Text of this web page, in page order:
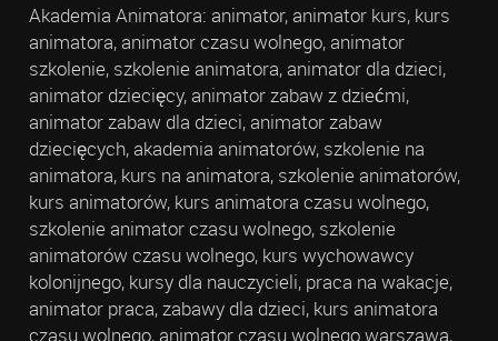
Akademia Animatora: animator, animator kurs, kurs
animatora, animator czasu wolnego, animator
szkolenie, szkolenie animatora, animator dla dzieci,
animator dziecięcy, animator zabaw z dziećmi,
animator zabaw dla dzieci, animator zabaw
dziecięcych, akademia animatorów, szkolenie na
animatora, kurs na animatora, szkolenie animatorów,
kurs animatorów, kurs animatora czasu wolnego,
szkolenie animator czasu wolnego, szkolenie
animatorów czasu wolnego, kurs wychowawcy
kolonijnego, kursy dla nauczycieli, praca na wakacje,
animator praca, zabawy dla dzieci, kurs animatora
czasu wolnego, animator czasu wolnego warszawa,